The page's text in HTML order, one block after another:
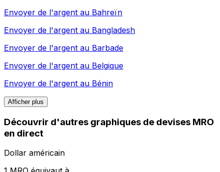
Envoyer de l'argent au Bahreïn
Envoyer de l'argent au Bangladesh
Envoyer de l'argent au Barbade
Envoyer de l'argent au Belgique
Envoyer de l'argent au Bénin
Afficher plus
Découvrir d'autres graphiques de devises MRO
en direct
Dollar américain